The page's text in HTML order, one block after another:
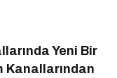
Yeni Bir
Kanallarından